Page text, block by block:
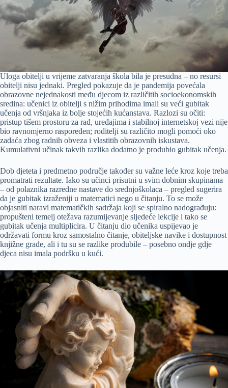
Uloga obitelji u vrijeme zatvaranja škola bila je presudna – no resursi
obitelji nisu jednaki. Pregled pokazuje da je pandemija povećala
obrazovne nejednakosti među djecom iz različitih socioekonomskih
sredina: učenici iz obitelji s nižim prihodima imali su veći gubitak
učenja od vršnjaka iz bolje stojećih kućanstava. Razlozi su očiti:
pristup tišem prostoru za rad, uređajima i stabilnoj internetskoj vezi nije
bio ravnomjerno raspoređen; roditelji su različito mogli pomoći oko
zadaća zbog radnih obveza i vlastitih obrazovnih iskustava.
Kumulativni učinak takvih razlika dodatno je produbio gubitak učenja.
Dob djeteta i predmetno područje također su važne leće kroz koje treba
promatrati rezultate. Iako su učinci prisutni u svim dobnim skupinama
– od polaznika razredne nastave do srednjoškolaca – pregled sugerira
da je gubitak izraženiji u matematici nego u čitanju. To se može
objasniti naravi matematičkih sadržaja koji se spiralno nadograđuju:
propušteni temelj otežava razumijevanje sljedeće lekcije i tako se
gubitak učenja multiplicira. U čitanju dio učenika uspijevao je
održavati formu kroz samostalno čitanje, obiteljske navike i dostupnost
knjižne građe, ali i tu su se razlike produbile – posebno ondje gdje
djeca nisu imala podršku u kući.